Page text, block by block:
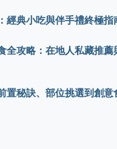
經典小吃與伴手禮終極指
全攻略：在地人私藏推薦
置秘訣、部位挑選到創意